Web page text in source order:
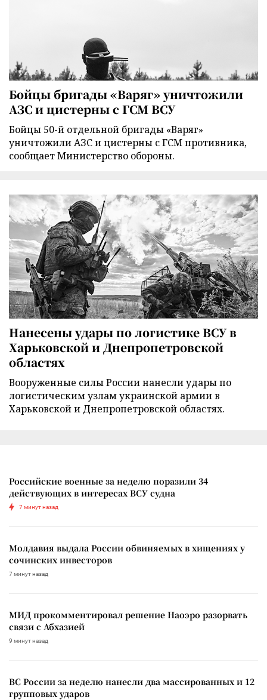
Бойцы бригады «Варяг» уничтожили
АЗС и цистерны с ГСМ ВСУ
Бойцы 50-й отдельной бригады «Варяг»
уничтожили АЗС и цистерны с ГСМ противника,
сообщает Министерство обороны.
Нанесены удары по логистике ВСУ в
Харьковской и Днепропетровской
областях
Вооруженные силы России нанесли удары по
логистическим узлам украинской армии в
Харьковской и Днепропетровской областях.
Российские военные за неделю поразили 34
действующих в интересах ВСУ судна
7 минут назад
Молдавия выдала России обвиняемых в хищениях у
сочинских инвесторов
7 минут назад
МИД прокомментировал решение Наоэро разорвать
связи с Абхазией
9 минут назад
ВС России за неделю нанесли два массированных и 12
групповых ударов